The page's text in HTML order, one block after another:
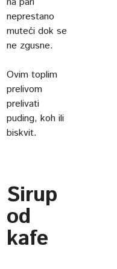
neprestano
muteći dok se
ne zgusne.
Ovim toplim
prelivom
prelivati
puding, koh ili
biskvit.
Sirup
od
kafe